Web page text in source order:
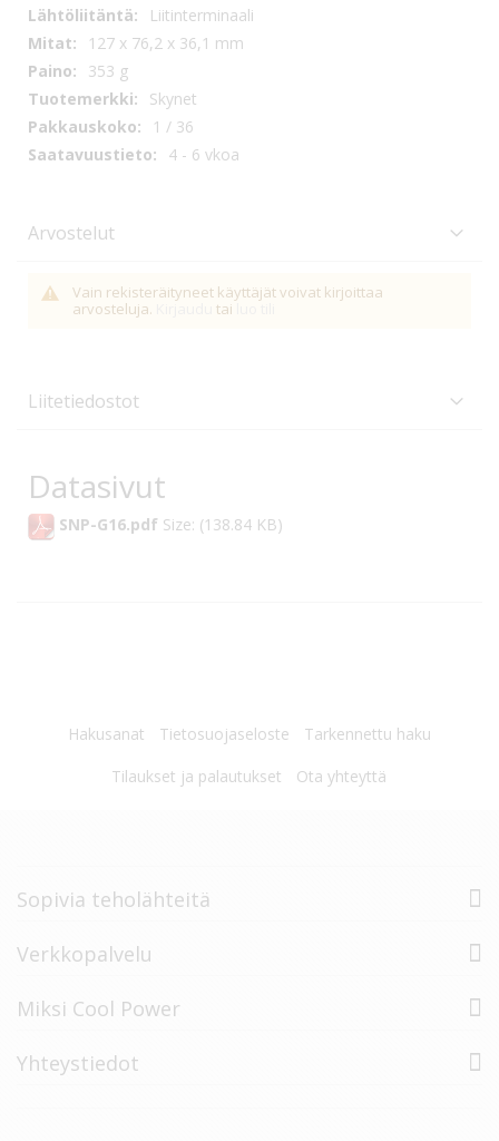
Liitinterminaali
127 x 76,2 x 36,1 mm
353 g
Skynet
1 / 36
4 - 6 vkoa
Arvostelut
Vain rekisteräityneet käyttäjät voivat kirjoittaa
arvosteluja.
tai
Liitetiedostot
Datasivut
SNP-G16.pdf Size: (138.84 KB)
Hakusanat Tietosuojaseloste
Tarkennettu haku
Tilaukset ja palautukset
Ota yhteyttä
Sopivia teholähteitä
Verkkopalvelu
Miksi Cool Power
Yhteystiedot